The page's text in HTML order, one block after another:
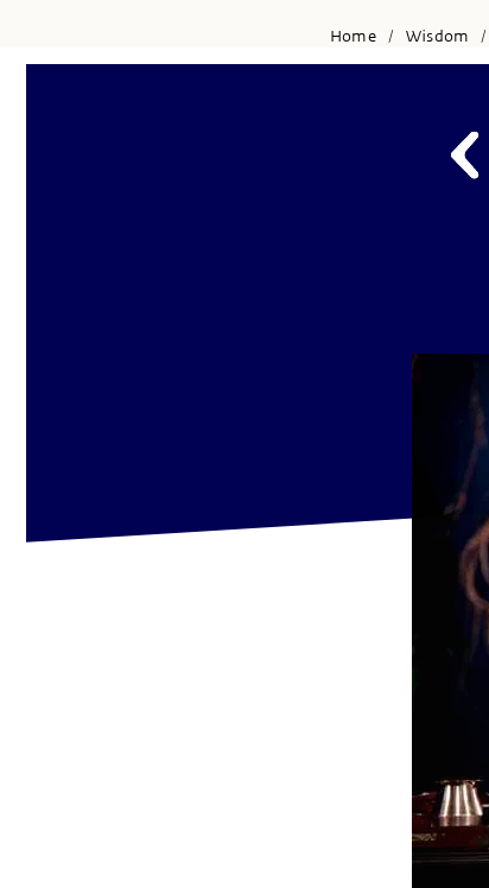
Home / Wisdom /